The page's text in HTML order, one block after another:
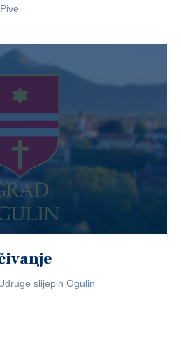
slijepih Ogulin